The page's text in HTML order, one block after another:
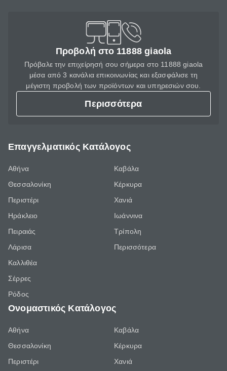
Προβολή στο 11888 giaola
Πρόβαλε την επιχείρησή σου σήμερα στο 11888 giaola
μέσα από 3 κανάλια επικοινωνίας και εξασφάλισε τη
μέγιστη προβολή των προϊόντων και υπηρεσιών σου.
Περισσότερα
Επαγγελματικός Κατάλογος
Αθήνα
Θεσσαλονίκη
Περιστέρι
Ηράκλειο
Πειραιάς
Λάρισα
Καλλιθέα
Σέρρες
Ρόδος
Καβάλα
Κέρκυρα
Χανιά
Ιωάννινα
Τρίπολη
Περισσότερα
Ονομαστικός Κατάλογος
Αθήνα
Θεσσαλονίκη
Περιστέρι
Καβάλα
Κέρκυρα
Χανιά